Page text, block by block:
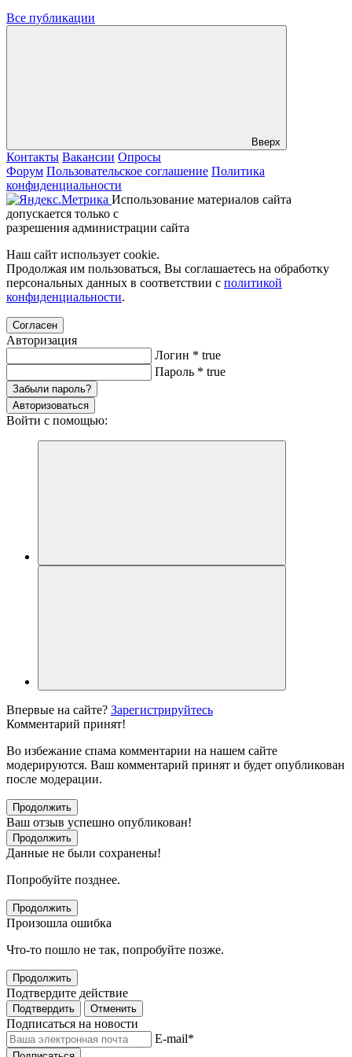
Все публикации
Вверх
Контакты Вакансии Опросы
Форум Пользовательское соглашение Политика
конфиденциальности
Использование материалов сайта
допускается только с
разрешения администрации сайта
Наш сайт использует cookie.
Продолжая им пользоваться, Вы соглашаетесь на обработку
персональных данных в соответствии с политикой
конфиденциальности.
Согласен
Авторизация
Логин * true
Пароль * true
Забыли пароль?
Авторизоваться
Войти с помощью:
Впервые на сайте? Зарегистрируйтесь
Комментарий принят!
Во избежание спама комментарии на нашем сайте
модерируются. Ваш комментарий принят и будет опубликован
после модерации.
Продолжить
Ваш отзыв успешно опубликован!
Продолжить
Данные не были сохранены!
Попробуйте позднее.
Продолжить
Произошла ошибка
Что-то пошло не так, попробуйте позже.
Продолжить
Подтвердите действие
Подтвердить Отменить
Подписаться на новости
E-mail*